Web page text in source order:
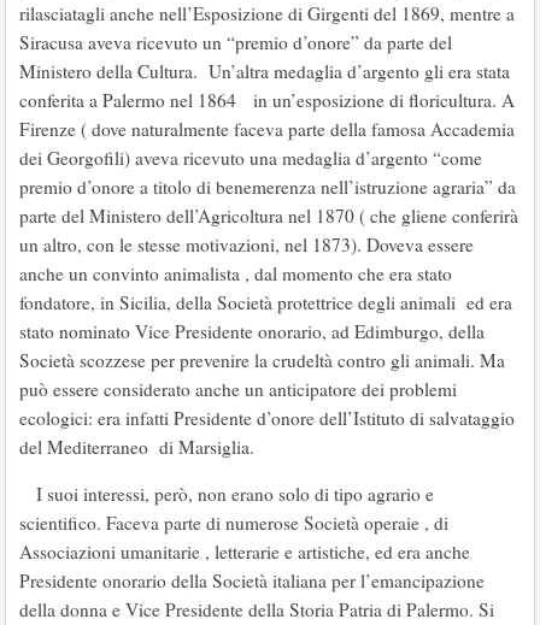
rilasciatagli anche nell’Esposizione di Girgenti del 1869, mentre a
Siracusa aveva ricevuto un “premio d’onore” da parte del
Ministero della Cultura. Un’altra medaglia d’argento gli era stata
conferita a Palermo nel 1864 in un’esposizione di floricultura. A
Firenze ( dove naturalmente faceva parte della famosa Accademia
dei Georgofili) aveva ricevuto una medaglia d’argento “come
premio d’onore a titolo di benemerenza nell’istruzione agraria” da
parte del Ministero dell’Agricoltura nel 1870 ( che gliene conferirà
un altro, con le stesse motivazioni, nel 1873). Doveva essere
anche un convinto animalista , dal momento che era stato
fondatore, in Sicilia, della Società protettrice degli animali ed era
stato nominato Vice Presidente onorario, ad Edimburgo, della
Società scozzese per prevenire la crudeltà contro gli animali. Ma
può essere considerato anche un anticipatore dei problemi
ecologici: era infatti Presidente d’onore dell’Istituto di salvataggio
del Mediterraneo di Marsiglia.
I suoi interessi, però, non erano solo di tipo agrario e
scientifico. Faceva parte di numerose Società operaie , di
Associazioni umanitarie , letterarie e artistiche, ed era anche
Presidente onorario della Società italiana per l’emancipazione
della donna e Vice Presidente della Storia Patria di Palermo. Si